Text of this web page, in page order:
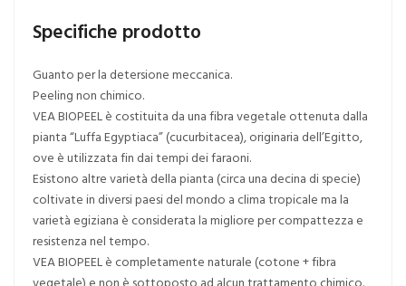
Specifiche prodotto
Guanto per la detersione meccanica.
Peeling non chimico.
VEA BIOPEEL è costituita da una fibra vegetale ottenuta dalla
pianta “Luffa Egyptiaca” (cucurbitacea), originaria dell’Egitto,
ove è utilizzata fin dai tempi dei faraoni.
Esistono altre varietà della pianta (circa una decina di specie)
coltivate in diversi paesi del mondo a clima tropicale ma la
varietà egiziana è considerata la migliore per compattezza e
resistenza nel tempo.
VEA BIOPEEL è completamente naturale (cotone + fibra